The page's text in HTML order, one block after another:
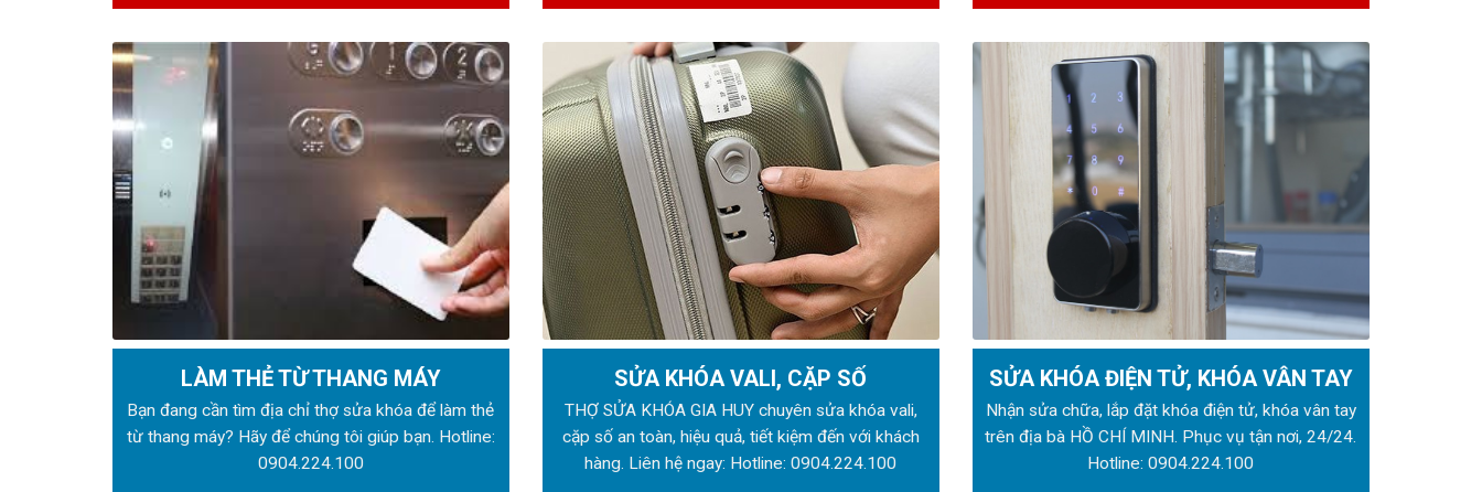
LÀM THẺ TỪ THANG MÁY
Bạn đang cần tìm địa chỉ thợ sửa khóa để làm thẻ
từ thang máy? Hãy để chúng tôi giúp bạn. Hotline:
0904.224.100
SỬA KHÓA VALI, CẶP SỐ
THỢ SỬA KHÓA GIA HUY chuyên sửa khóa vali,
cặp số an toàn, hiệu quả, tiết kiệm đến với khách
hàng. Liên hệ ngay: Hotline:0904.224.100
SỬA KHÓA ĐIỆN TỬ, KHÓA VÂN TAY
Nhận sửa chữa, lắp đặt khóa điện tử, khóa vân tay
trên địa bà HỒ CHÍ MINH. Phục vụ tận nơi, 24/24.
Hotline:0904.224.100